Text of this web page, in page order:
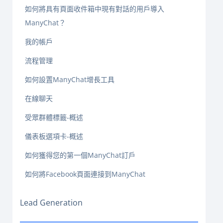
如何將具有頁面收件箱中現有對話的用戶導入
ManyChat？
我的帳戶
流程管理
如何設置ManyChat增長工具
在線聊天
受眾群體標籤-概述
儀表板選項卡-概述
如何獲得您的第一個ManyChat訂戶
如何將Facebook頁面連接到ManyChat
Lead Generation